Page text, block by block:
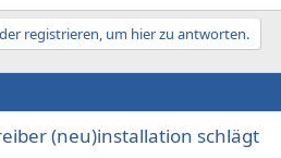
registrieren, um hier zu antworten.
(neu)installation schlägt